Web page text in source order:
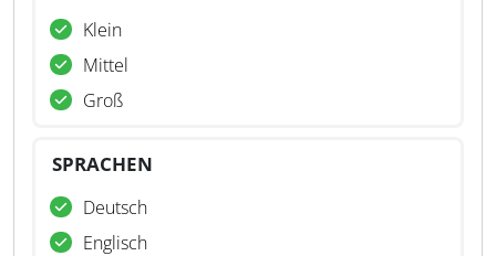
Klein
Mittel
Groß
SPRACHEN
Deutsch
Englisch